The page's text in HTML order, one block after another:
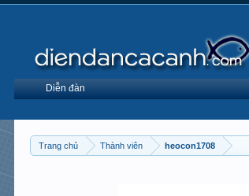
Trang chủ Thành viên heocon1708
Diễn đàn